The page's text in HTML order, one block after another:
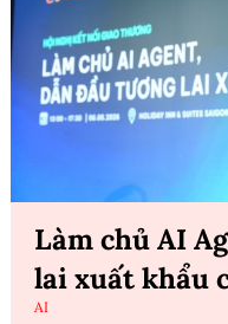
Làm chủ AI
lai xuất khẩu
AI